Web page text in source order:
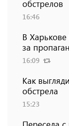
обстрелов
16:46
В
за
16:09
Как
обстрела
15:23